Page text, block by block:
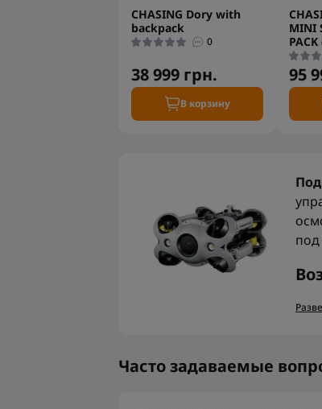
CHASING Dory with
backpack
0
38 999 грн.
В корзину
MINI
95
Часто задаваемые